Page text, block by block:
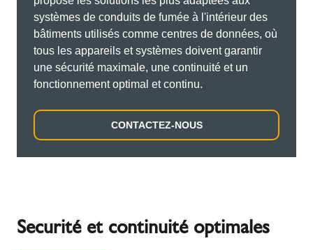
systèmes de conduits de fumée à l'intérieur des
bâtiments utilisés comme centres de données, où
tous les appareils et systèmes doivent garantir
une sécurité maximale, une continuité et un
fonctionnement optimal et continu.
CONTACTEZ-NOUS
Securité et continuité optimales